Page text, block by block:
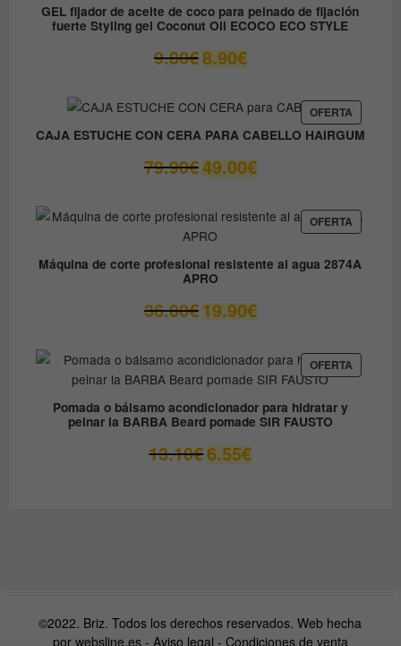
GEL fijador de aceite de coco para peinado de fijación
fuerte Styling gel Coconut Oil ECOCO ECO STYLE
9.80€ El
precio
era:
9.80€.
8.90€El
precio
es:
8.90€.
OFERTA
EN
OFERTA
CAJA ESTUCHE CON CERA PARA CABELLO HAIRGUM
79.90€ El
precio
era:
79.90€.
49.00€El
precio
es:
OFERTA
EN
Máquina de corte profesional resistente al agua 2874A
APRO
36.00€ El
precio
era:
36.00€.
19.90€El
precio
es:
19.90€.
OFERTA
EN
Pomada o bálsamo acondicionador para hidratar y
peinar la BARBA Beard pomade SIR FAUSTO
13.10€El
precio
6.55€El
precio
©2022. Briz. Todos los derechos reservados. Web hecha
por websline.es- Aviso legal - Condiciones de venta